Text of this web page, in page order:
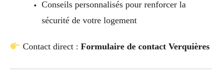
Conseils personnalisés pour renforcer la
sécurité de votre logement
Contact direct : Formulaire de contact Verquières